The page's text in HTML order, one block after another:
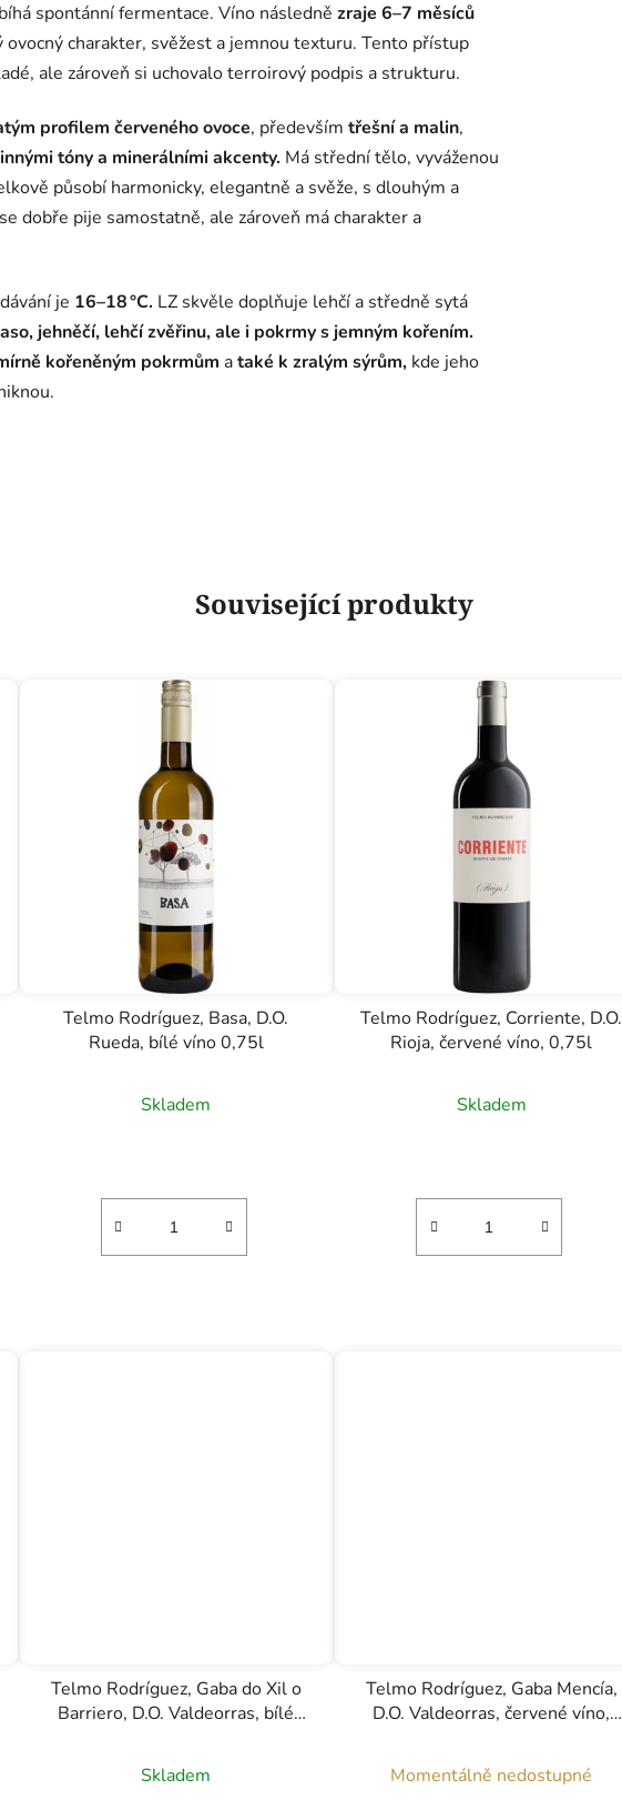
spontánní fermentace. Víno následně zraje 6–7 měsíců
ovocný charakter, svěžest a jemnou texturu. Tento přístup
ale zároveň si uchovalo terroirový podpis a strukturu.
profilem červeného ovoce, především třešní a malin,
tóny a minerálními akcenty. Má střední tělo, vyváženou
působí harmonicky, elegantně a svěže, s dlouhým a
dobře pije samostatně, ale zároveň má charakter a
je 16–18 °C. LZ skvěle doplňuje lehčí a středně sytá
jehněčí, lehčí zvěřinu, ale i pokrmy s jemným kořením.
kořeněným pokrmům ataké k zralým sýrům, kde jeho
Související produkty
Telmo Rodríguez, Basa, D.O.
Rueda, bílé víno 0,75l
Skladem
Telmo Rodríguez, Corriente, D.O.
Rioja, červené víno, 0,75l
Skladem
Telmo Rodríguez, Gaba do Xil o
Barriero, D.O. Valdeorras, bílé
Skladem
Telmo Rodríguez, Gaba Mencía,
D.O. Valdeorras, červené víno,
Momentálně nedostupné